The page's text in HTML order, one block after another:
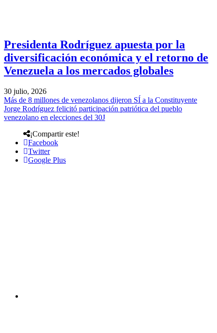
Presidenta Rodríguez apuesta por la
diversificación económica y el retorno de
Venezuela a los mercados globales
30 julio, 2026
Más de 8 millones de venezolanos dijeron SÍ a la Constituyente
Jorge Rodríguez felicitó participación patriótica del pueblo
venezolano en elecciones del 30J
¡Compartir este!
Facebook
Twitter
Google Plus